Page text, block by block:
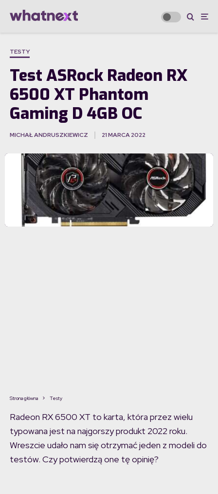
TESTY
Test ASRock Radeon RX
6500 XT Phantom
Gaming D 4GB OC
MICHAŁ ANDRUSZKIEWICZ 21 MARCA 2022
Strona główna Testy
Radeon RX 6500 XT to karta, która przez wielu
typowana jest na najgorszy produkt 2022 roku.
Wreszcie udało nam się otrzymać jeden z modeli do
testów. Czy potwierdzą one tę opinię?